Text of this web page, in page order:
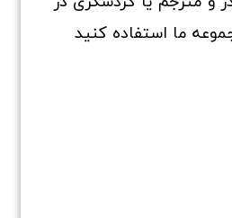
ما استفاده کنید